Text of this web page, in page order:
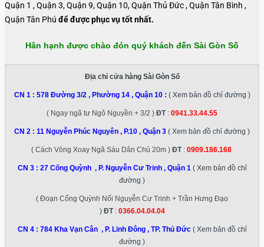
Quận 1 , Quận 3, Quận 9, Quận 10, Quận Thủ Đức , Quận Tân Bình ,
Quận Tân Phú để được phục vụ tốt nhất.
Hân hạnh được chào đón quý khách đến Sài Gòn Số
Địa chỉ cửa hàng Sài Gòn Số
CN 1 : 578 Đường 3/2 , Phường 14 , Quận 10: ( Xem bản đồ chỉ đường )
( Ngay ngã tư Ngô Nguyền + 3/2 ) ĐT: 0941.33.44.55
CN 2 : 11 Nguyễn Phúc Nguyên , P.10 , Quận 3 ( Xem bản đồ chỉ đường )
( Cách Vòng Xoay Ngã Sáu Dân Chủ 20m ) ĐT: 0909.186.168
CN 3 : 27 Cống Quỳnh , P. Nguyễn Cư Trinh , Quận 1 ( Xem bản đồ chỉ
đường )
( Đoạn Cống Quỳnh Nối Nguyễn Cư Trinh + Trần Hưng Đạo
) ĐT: 0366.04.04.04
CN 4 : 784 Kha Vạn Cân , P. Linh Đông , TP. Thủ Đức( Xem bản đồ chỉ
đường )